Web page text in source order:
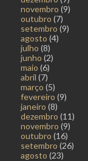
novembro (9)
outubro (7)
setembro (9)
agosto (4)
julho (8)
junho (2)
maio (6)
abril (7)
março (5)
fevereiro (9)
janeiro (8)
dezembro (11)
novembro (9)
outubro (16)
setembro (26)
agosto (23)